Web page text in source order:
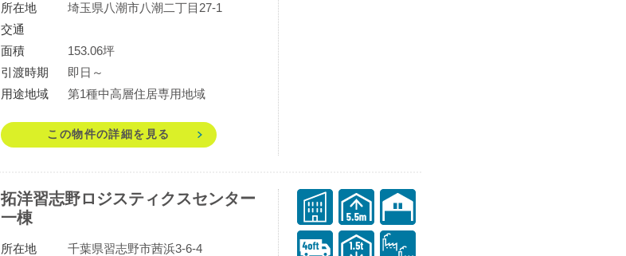
所在地
埼玉県八潮市八潮二丁目27-1
交通
面積
153.06坪
引渡時期
即日～
用途地域
第1種中高層住居専用地域
この物件の詳細を見る
拓洋習志野ロジスティクスセンター
一棟
所在地 千葉県習志野市茜浜3-6-4